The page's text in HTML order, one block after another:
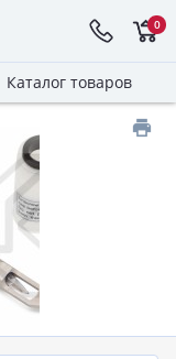
0
Каталог товаров